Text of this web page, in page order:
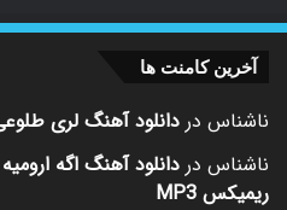
آخرین کامنت ها
ناشناس در دانلود آهنگ لری
ناشناس در دانلود آهنگ اگه
ریمیکس MP3